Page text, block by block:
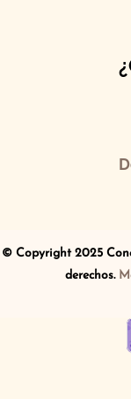
© Copyright 2025
derechos.